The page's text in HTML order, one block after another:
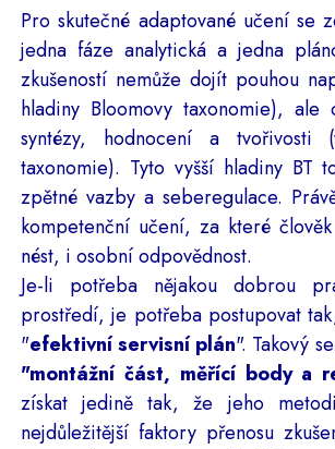
Pro skutečné adaptované učení se
jedna fáze analytická a jedna
zkušeností nemůže dojít pouhou
hladiny Bloomovy taxonomie), ale
syntézy, hodnocení a tvořivosti
taxonomie). Tyto vyšší hladiny BT
zpětné vazby a seberegulace.
kompetenční učení, za které
nést, i osobní odpovědnost.
Je-li potřeba nějakou dobrou
prostředí, je potřeba postupovat
"efektivní servisní plán". Takový
"montážní část, měřící body a
získat jedině tak, že jeho
nejdůležitější faktory přenosu